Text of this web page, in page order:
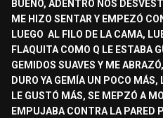
BUENO, ADENTRO NOS
ME HIZO SENTAR Y EMPEZÓ
LUEGO AL FILO DE LA CAMA,
FLAQUITA COMO Q LE ESTABA
GEMIDOS SUAVES Y ME
DURO YA GEMÍA UN POCO MÁS,
LE GUSTÓ MÁS, SE MEPZÓ A
EMPUJABA CONTRA LA PARED